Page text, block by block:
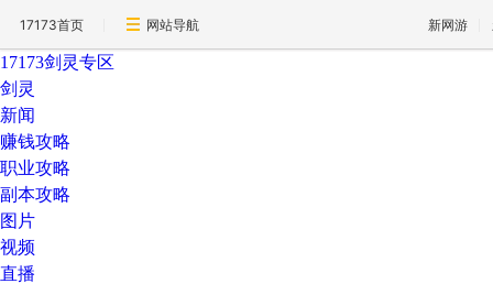
17173首页 网站导航 新网游
17173剑灵专区
剑灵
新闻
赚钱攻略
职业攻略
副本攻略
图片
视频
直播